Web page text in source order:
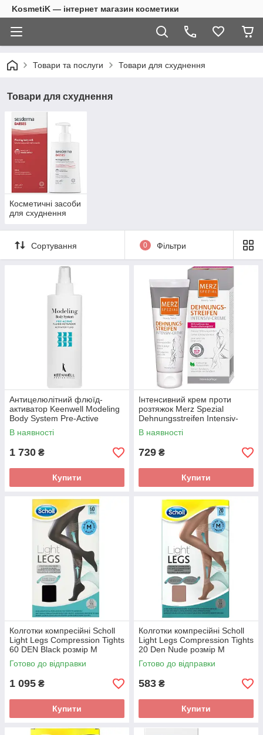
KosmetiK — інтернет магазин косметики
Товари та послуги Товари для схуднення
Товари для схуднення
Косметичні засоби
для схуднення
Сортування 0 Фільтри
Антицелюлітний флюїд-
активатор Keenwell Modeling
Body System Pre-Active
Activator Fluid 300 мл
В наявності
1 730 ₴
Купити
Інтенсивний крем проти
розтяжок Merz Spezial
Dehnungsstreifen Intensiv-
Creme 75 мл
В наявності
729 ₴
Купити
Колготки компресійні Scholl
Light Legs Compression Tights
60 DEN Black розмір М
Готово до відправки
1 095 ₴
Купити
Колготки компресійні Scholl
Light Legs Compression Tights
20 Den Nude розмір M
Готово до відправки
583 ₴
Купити